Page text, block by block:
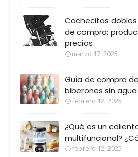
Cochecitos
de compra:
precios
marzo 17, 2025
Guía de compra
biberones sin agua
febrero 12, 2025
¿Qué es un
multifuncional?
febrero 12, 2025